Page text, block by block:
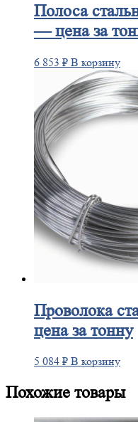
Полоса
— цена за
6 853 ₽ В корзину
Проволока
цена за тонну
5 084 ₽ В корзину
Похожие товары